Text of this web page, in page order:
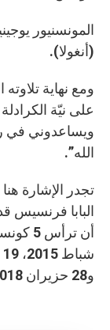
المونسنيور
(أنغولا).
ومع نهاية
على نيّة
ويساعدوني في
الله”.
تجدر الإشارة
و28 حزيران 2018.